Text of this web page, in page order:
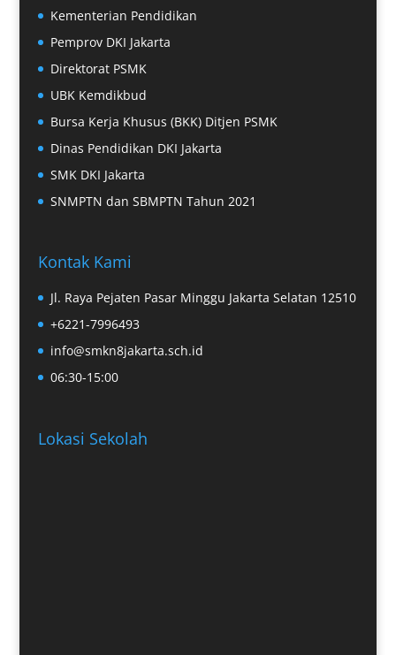
Kementerian Pendidikan
Pemprov DKI Jakarta
Direktorat PSMK
UBK Kemdikbud
Bursa Kerja Khusus (BKK) Ditjen PSMK
Dinas Pendidikan DKI Jakarta
SMK DKI Jakarta
SNMPTN dan SBMPTN Tahun 2021
Kontak Kami
Jl. Raya Pejaten Pasar Minggu Jakarta Selatan 12510
+6221-7996493
info@smkn8jakarta.sch.id
06:30-15:00
Lokasi Sekolah